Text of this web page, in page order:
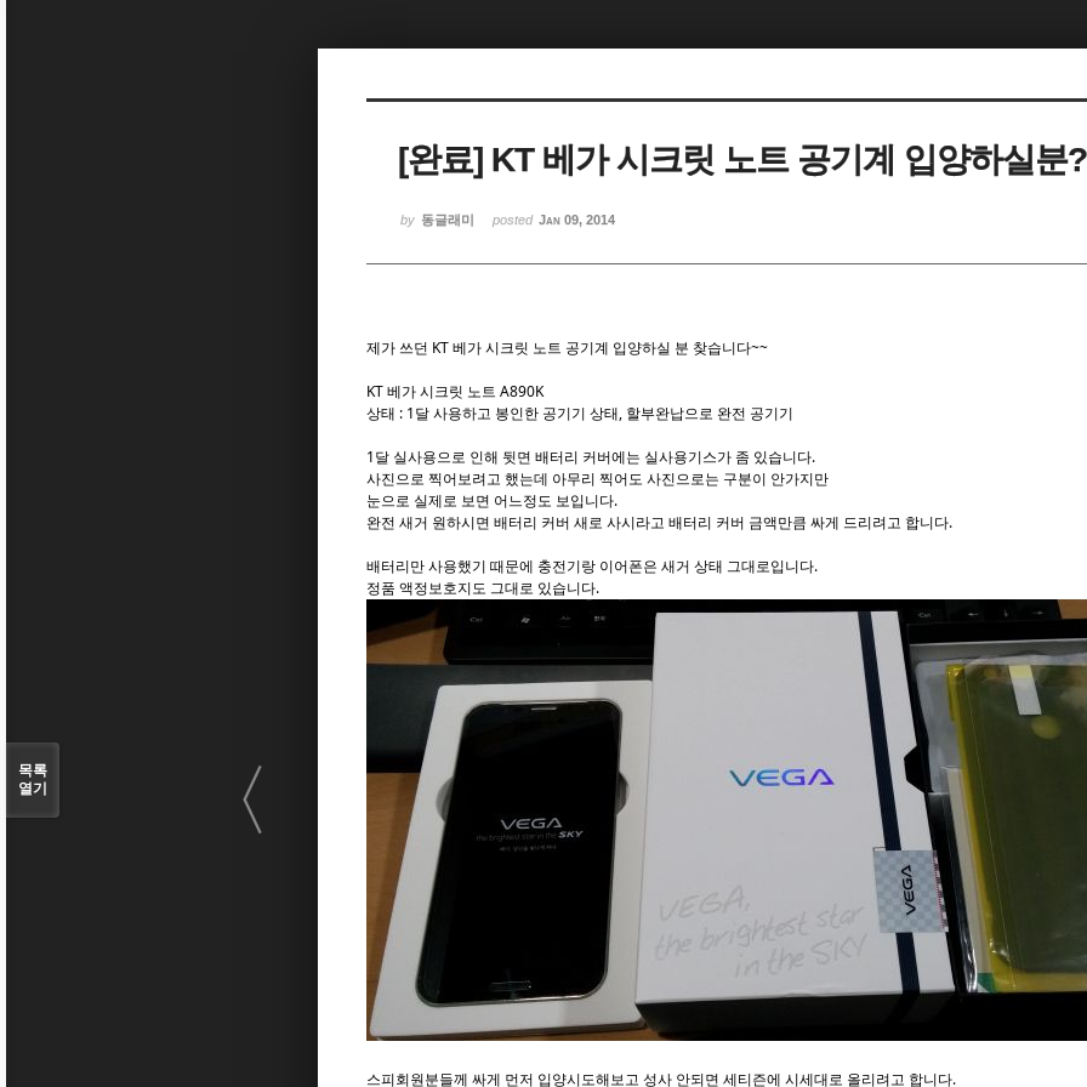
[완료] KT 베가 시크릿 노트 공기계 입양하실분?
by 동글래미 posted Jan 09, 2014
제가 쓰던 KT 베가 시크릿 노트 공기계 입양하실 분 찾습니다~~
KT 베가 시크릿 노트 A890K
상태 : 1달 사용하고 봉인한 공기기 상태, 할부완납으로 완전 공기기
1달 실사용으로 인해 뒷면 배터리 커버에는 실사용기스가 좀 있습니다.
사진으로 찍어보려고 했는데 아무리 찍어도 사진으로는 구분이 안가지만
눈으로 실제로 보면 어느정도 보입니다.
완전 새거 원하시면 배터리 커버 새로 사시라고 배터리 커버 금액만큼 싸게 드리려고 합니다.
배터리만 사용했기 때문에 충전기랑 이어폰은 새거 상태 그대로입니다.
정품 액정보호지도 그대로 있습니다.
스피회원분들께 싸게 먼저 입양시도해보고 성사 안되면 세티즌에 시세대로 올리려고 합니다.
〈
목록
열기
Sketchbook5, 스케치북5
Sketchbook5, 스케치북5
Sketchbook5, 스케치북5
Sketchbook5, 스케치북5